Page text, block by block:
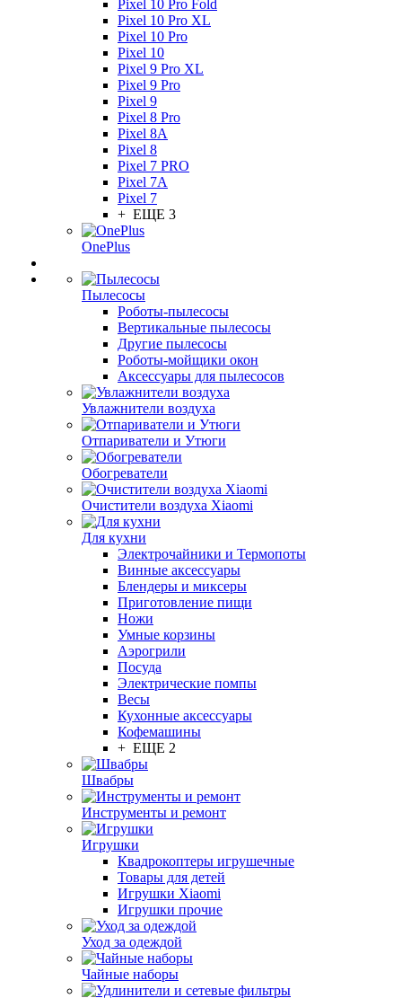
Pixel 10 Pro Fold
Pixel 10 Pro XL
Pixel 10 Pro
Pixel 10
Pixel 9 Pro XL
Pixel 9 Pro
Pixel 9
Pixel 8 Pro
Pixel 8A
Pixel 8
Pixel 7 PRO
Pixel 7A
Pixel 7
+ ЕЩЕ 3
OnePlus
Пылесосы
Роботы-пылесосы
Вертикальные пылесосы
Другие пылесосы
Роботы-мойщики окон
Аксессуары для пылесосов
Увлажнители воздуха
Отпариватели и Утюги
Обогреватели
Очистители воздуха Xiaomi
Для кухни
Электрочайники и Термопоты
Винные аксессуары
Блендеры и миксеры
Приготовление пищи
Ножи
Умные корзины
Аэрогрили
Посуда
Электрические помпы
Весы
Кухонные аксессуары
Кофемашины
+ ЕЩЕ 2
Швабры
Инструменты и ремонт
Игрушки
Квадрокоптеры игрушечные
Товары для детей
Игрушки Xiaomi
Игрушки прочие
Уход за одеждой
Чайные наборы